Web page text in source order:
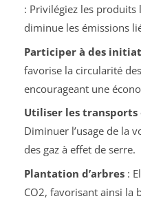
: Privilégiez les produits
diminue les émissions
Participer à des
favorise la circularité
encourageant une
Utiliser les transports
Diminuer l’usage de la
des gaz à effet de serre.
Plantation d’arbres:
CO2, favorisant ainsi la